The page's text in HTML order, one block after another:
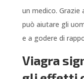
un medico. Grazie
può aiutare gli
e a godere di
Viagra